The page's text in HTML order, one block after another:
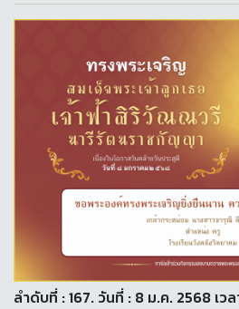
ลำดับที่ : 167. วันที่ : 8 ม.ค. 2568 เวล